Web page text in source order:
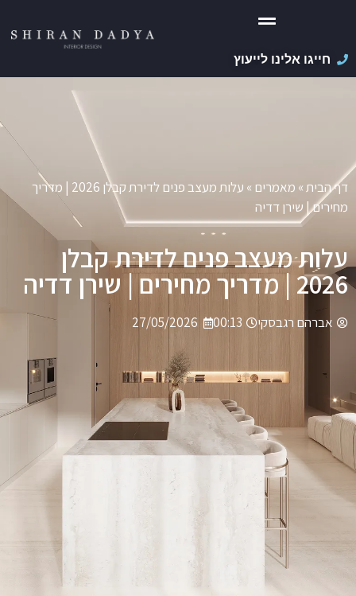
חייגו אלינו לייעוץ
דף הבית» מאמרים »
עלות מעצב פנים לדירת קבלן 2026 | מדריך
מחירים | שירן דדיה
עלות מעצב פנים לדירת קבלן
2026 | מדריך מחירים | שירן דדיה
אברהם רגבסקי 00:13
27/05/2026